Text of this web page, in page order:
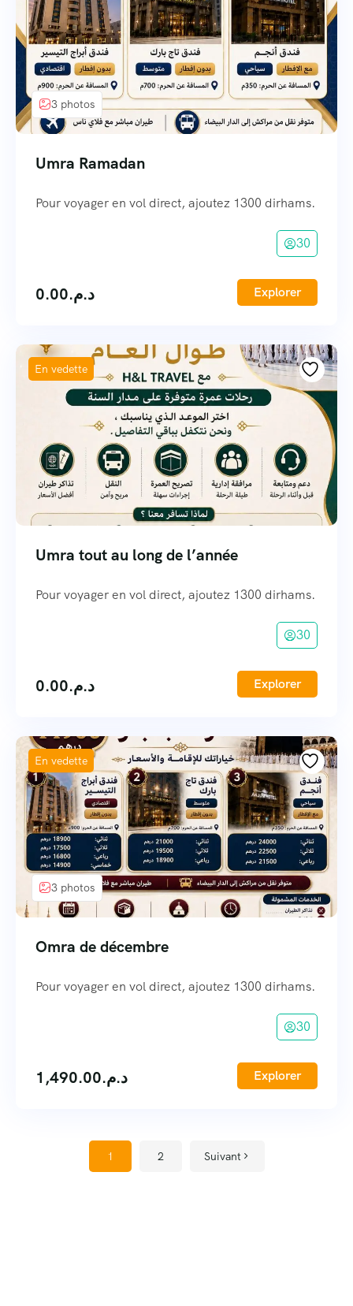
3 photos
Umra Ramadan
Pour voyager en vol direct, ajoutez 1300 dirhams.
30
د.م.0.00 Explorer
En vedette
Umra tout au long de l’année
Pour voyager en vol direct, ajoutez 1300 dirhams.
30
د.م.0.00 Explorer
En vedette
3 photos
Omra de décembre
Pour voyager en vol direct, ajoutez 1300 dirhams.
30
د.م.1,490.00 Explorer
1 2 Suivant